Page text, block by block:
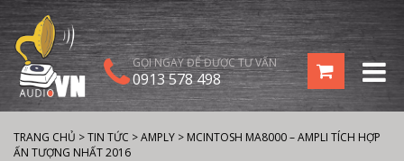
GỌI NGAY ĐỂ ĐƯỢC TƯ VẤN
0913 578 498
TRANG CHỦ >TIN TỨC >AMPLY > MCINTOSH MA8000 – AMPLI TÍCH HỢP
ẤN TƯỢNG NHẤT 2016